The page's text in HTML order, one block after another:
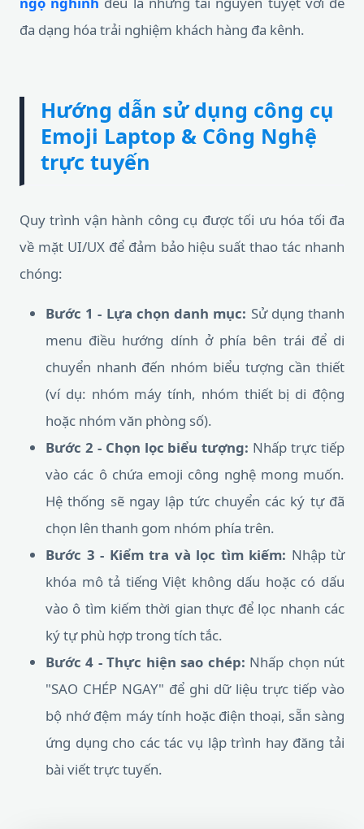
đa dạng hóa trải nghiệm khách hàng đa kênh.
Hướng dẫn sử dụng công cụ
Emoji Laptop & Công Nghệ
trực tuyến
Quy trình vận hành công cụ được tối ưu hóa tối đa
về mặt UI/UX để đảm bảo hiệu suất thao tác nhanh
chóng:
Bước 1 - Lựa chọn danh mục: Sử dụng thanh
menu điều hướng dính ở phía bên trái để di
chuyển nhanh đến nhóm biểu tượng cần thiết
(ví dụ: nhóm máy tính, nhóm thiết bị di động
hoặc nhóm văn phòng số).
Bước 2 - Chọn lọc biểu tượng: Nhấp trực tiếp
vào các ô chứa emoji công nghệ mong muốn.
Hệ thống sẽ ngay lập tức chuyển các ký tự đã
chọn lên thanh gom nhóm phía trên.
Bước 3 - Kiểm tra và lọc tìm kiếm: Nhập từ
khóa mô tả tiếng Việt không dấu hoặc có dấu
vào ô tìm kiếm thời gian thực để lọc nhanh các
ký tự phù hợp trong tích tắc.
Bước 4 - Thực hiện sao chép: Nhấp chọn nút
"SAO CHÉP NGAY" để ghi dữ liệu trực tiếp vào
bộ nhớ đệm máy tính hoặc điện thoại, sẵn sàng
ứng dụng cho các tác vụ lập trình hay đăng tải
bài viết trực tuyến.